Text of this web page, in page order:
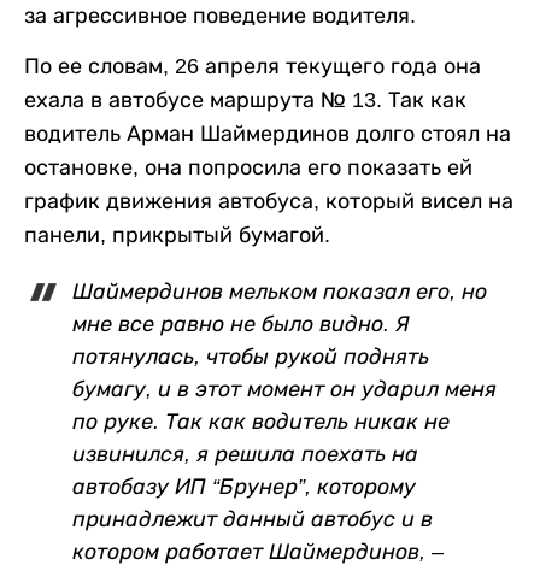
за агрессивное поведение водителя.
По ее словам, 26 апреля текущего года она
ехала в автобусе маршрута № 13. Так как
водитель Арман Шаймердинов долго стоял на
остановке, она попросила его показать ей
график движения автобуса, который висел на
панели, прикрытый бумагой.
Шаймердинов мельком показал его, но
мне все равно не было видно. Я
потянулась, чтобы рукой поднять
бумагу, и в этот момент он ударил меня
по руке. Так как водитель никак не
извинился, я решила поехать на
автобазу ИП “Брунер”, которому
принадлежит данный автобус и в
котором работает Шаймердинов, –